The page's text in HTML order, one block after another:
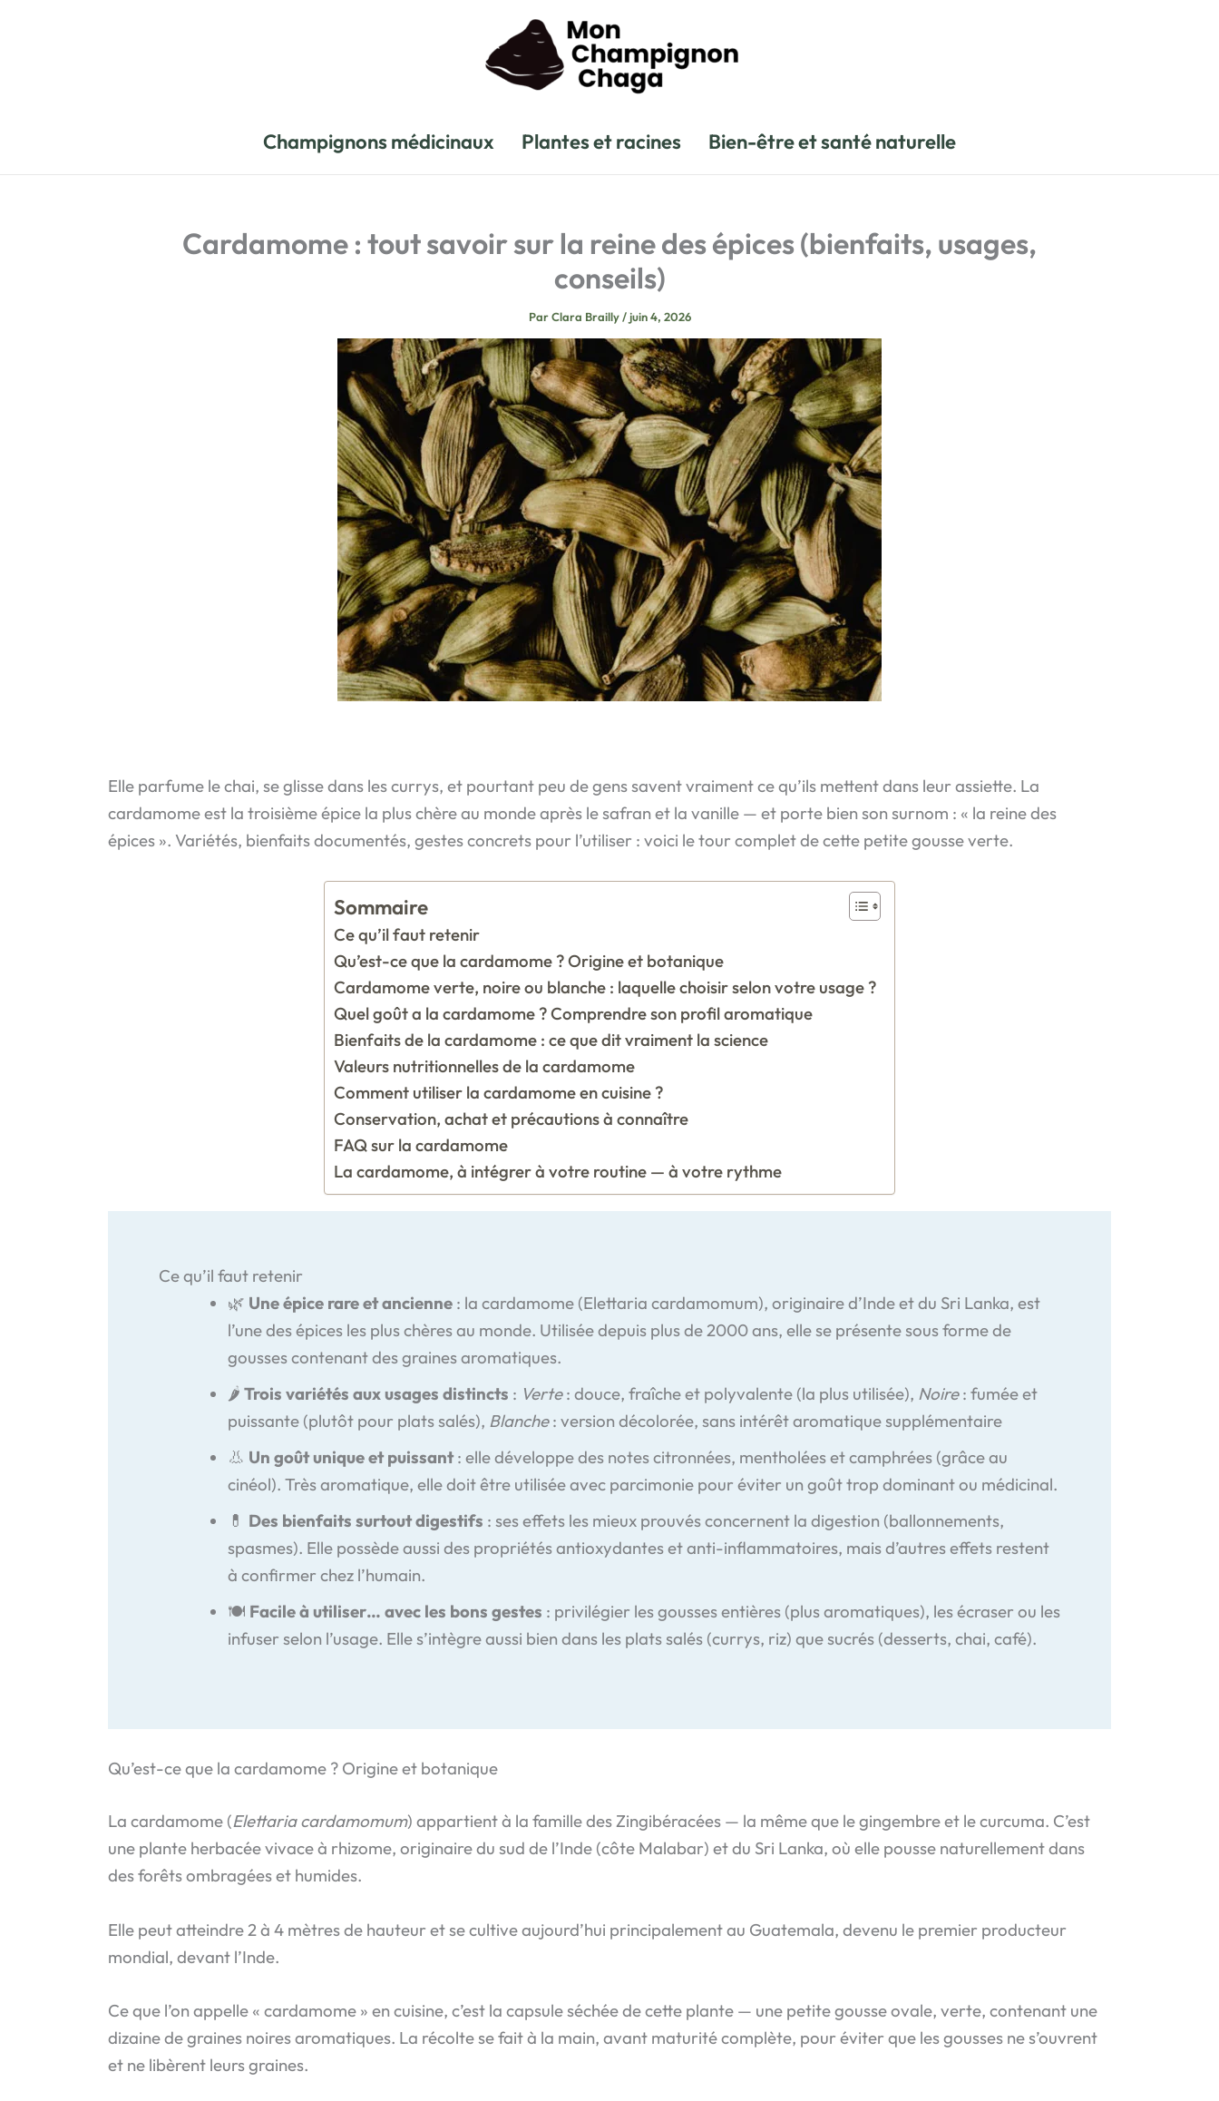
Champignons médicinaux Plantes et racines Bien-être et santé naturelle
Cardamome : tout savoir sur la reine des épices (bienfaits, usages,
conseils)
ParClara Brailly/ juin 4, 2026
Elle parfume le chai, se glisse dans les currys, et pourtant peu de gens savent vraiment ce qu’ils mettent dans leur assiette. La
cardamome est la troisième épice la plus chère au monde après le safran et la vanille — et porte bien son surnom : « la reine des
épices ». Variétés, bienfaits documentés, gestes concrets pour l’utiliser : voici le tour complet de cette petite gousse verte.
Sommaire
Ce qu’il faut retenir
Qu’est-ce que la cardamome ? Origine et botanique
Cardamome verte, noire ou blanche : laquelle choisir selon votre usage ?
Quel goût a la cardamome ? Comprendre son profil aromatique
Bienfaits de la cardamome : ce que dit vraiment la science
Valeurs nutritionnelles de la cardamome
Comment utiliser la cardamome en cuisine ?
Conservation, achat et précautions à connaître
FAQ sur la cardamome
La cardamome, à intégrer à votre routine — à votre rythme
Ce qu’il faut retenir
🌿 Une épice rare et ancienne: la cardamome (Elettaria cardamomum), originaire d’Inde et du Sri Lanka, est
l’une des épices les plus chères au monde. Utilisée depuis plus de 2000 ans, elle se présente sous forme de
gousses contenant des graines aromatiques.
🌶️ Trois variétés aux usages distincts : Verte: douce, fraîche et polyvalente (la plus utilisée), Noire: fumée et
puissante (plutôt pour plats salés), Blanche: version décolorée, sans intérêt aromatique supplémentaire
👃 Un goût unique et puissant: elle développe des notes citronnées, mentholées et camphrées (grâce au
cinéol). Très aromatique, elle doit être utilisée avec parcimonie pour éviter un goût trop dominant ou médicinal.
💊 Des bienfaits surtout digestifs : ses effets les mieux prouvés concernent la digestion (ballonnements,
spasmes). Elle possède aussi des propriétés antioxydantes et anti-inflammatoires, mais d’autres effets restent
à confirmer chez l’humain.
🍽️ Facile à utiliser… avec les bons gestes : privilégier les gousses entières (plus aromatiques), les écraser ou les
infuser selon l’usage. Elle s’intègre aussi bien dans les plats salés (currys, riz) que sucrés (desserts, chai, café).
Qu’est-ce que la cardamome ? Origine et botanique
La cardamome (Elettaria cardamomum) appartient à la famille des Zingibéracées — la même que le gingembre et le curcuma. C’est
une plante herbacée vivace à rhizome, originaire du sud de l’Inde (côte Malabar) et du Sri Lanka, où elle pousse naturellement dans
des forêts ombragées et humides.
Elle peut atteindre 2 à 4 mètres de hauteur et se cultive aujourd’hui principalement au Guatemala, devenu le premier producteur
mondial, devant l’Inde.
Ce que l’on appelle « cardamome » en cuisine, c’est la capsule séchée de cette plante — une petite gousse ovale, verte, contenant une
dizaine de graines noires aromatiques. La récolte se fait à la main, avant maturité complète, pour éviter que les gousses ne s’ouvrent
et ne libèrent leurs graines.